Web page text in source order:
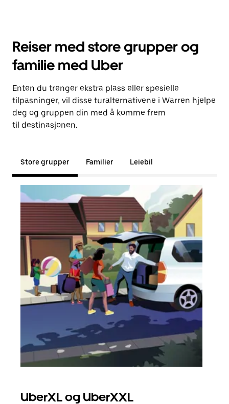
Reiser med store grupper og
familie med Uber
Enten du trenger ekstra plass eller spesielle
tilpasninger, vil disse turalternativene i Warren hjelpe
deg og gruppen din med å komme frem
til destinasjonen.
Store grupper Familier Leiebil
UberXL og UberXXL